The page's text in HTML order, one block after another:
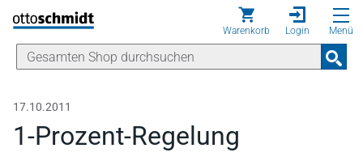
Direkt zum Inhalt
Warenkorb Login Menü
17.10.2011
1-Prozent-Regelung